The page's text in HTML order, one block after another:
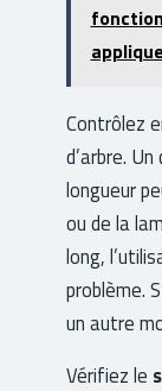
Contrôlez
d’arbre.
longueur
ou de la
long,
problème.
un autre
Vérifiez le